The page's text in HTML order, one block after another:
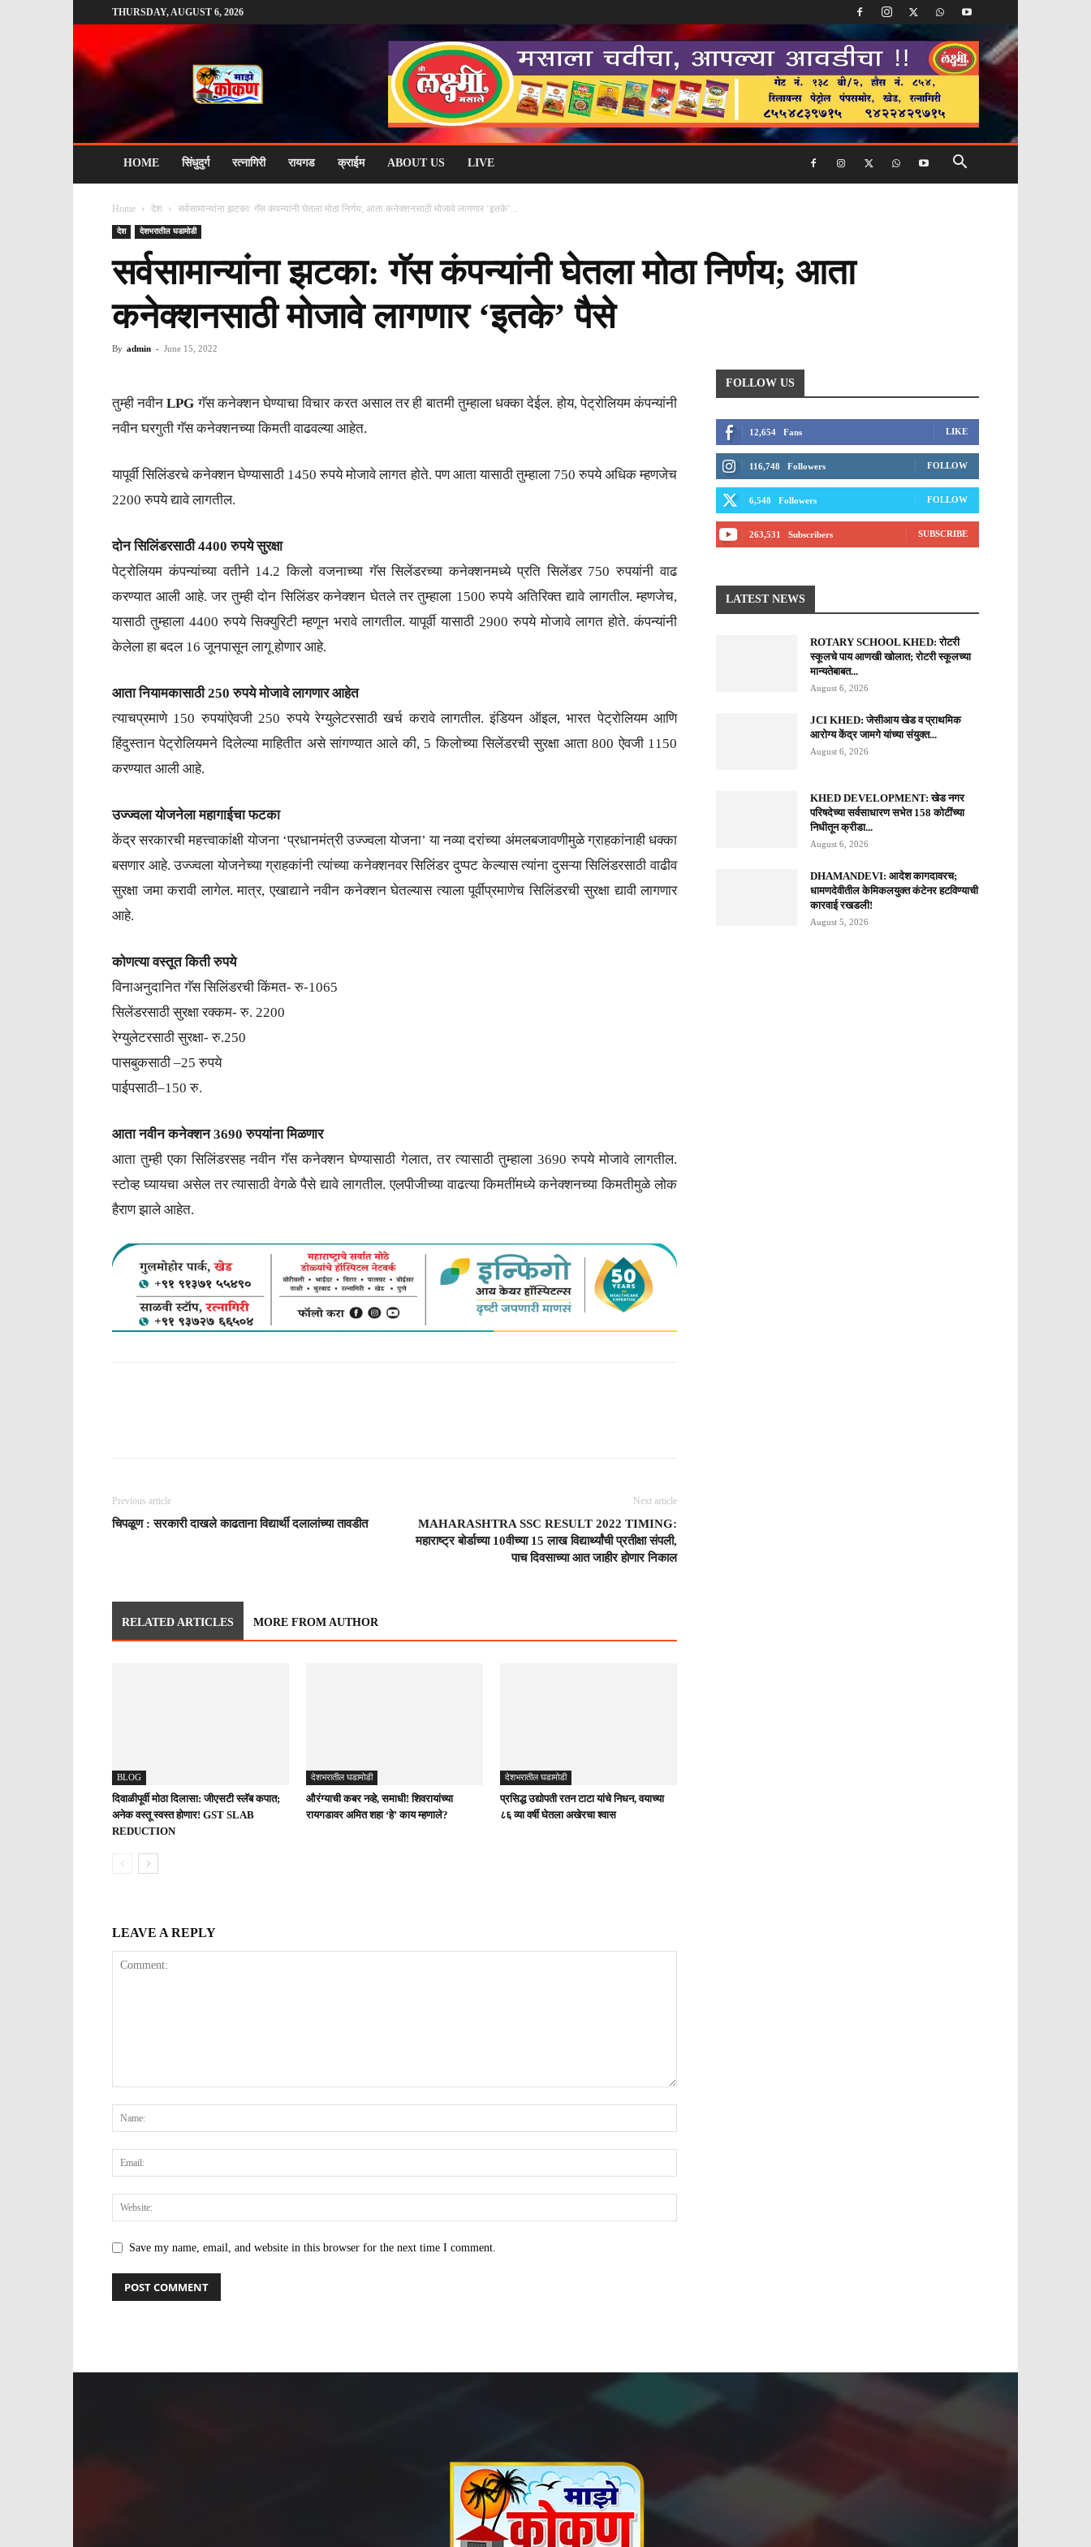
THURSDAY, AUGUST 6, 2026
माझे
कोकण
HOME सिंधुदुर्ग रत्नागिरी रायगड क्राईम ABOUT US LIVE
Home देश सर्वसामान्यांना झटका: गॅस कंपन्यांनी घेतला मोठा निर्णय; आता कनेक्शनसाठी मोजावे लागणार ‘इतके’...
देश देशभरातील घडामोडी
सर्वसामान्यांना झटका: गॅस कंपन्यांनी घेतला मोठा निर्णय; आता
कनेक्शनसाठी मोजावे लागणार ‘इतके’ पैसे
By admin - June 15, 2022
तुम्ही नवीनLPG गॅस कनेक्शन घेण्याचा विचार करत असाल तर ही बातमी तुम्हाला धक्का देईल. होय, पेट्रोलियम कंपन्यांनी
नवीन घरगुती गॅस कनेक्शनच्या किमती वाढवल्या आहेत.
यापूर्वी सिलिंडरचे कनेक्शन घेण्यासाठी 1450 रुपये मोजावे लागत होते. पण आता यासाठी तुम्हाला 750 रुपये अधिक म्हणजेच
2200 रुपये द्यावे लागतील.
दोन सिलिंडरसाठी 4400 रुपये सुरक्षा
पेट्रोलियम कंपन्यांच्या वतीने 14.2 किलो वजनाच्या गॅस सिलेंडरच्या कनेक्शनमध्ये प्रति सिलेंडर 750 रुपयांनी वाढ
करण्यात आली आहे. जर तुम्ही दोन सिलिंडर कनेक्शन घेतले तर तुम्हाला 1500 रुपये अतिरिक्त द्यावे लागतील. म्हणजेच,
यासाठी तुम्हाला 4400 रुपये सिक्युरिटी म्हणून भरावे लागतील. यापूर्वी यासाठी 2900 रुपये मोजावे लागत होते. कंपन्यांनी
केलेला हा बदल 16 जूनपासून लागू होणार आहे.
आता नियामकासाठी 250 रुपये मोजावे लागणार आहेत
त्याचप्रमाणे 150 रुपयांऐवजी 250 रुपये रेग्युलेटरसाठी खर्च करावे लागतील. इंडियन ऑइल, भारत पेट्रोलियम आणि
हिंदुस्तान पेट्रोलियमने दिलेल्या माहितीत असे सांगण्यात आले की, 5 किलोच्या सिलेंडरची सुरक्षा आता 800 ऐवजी 1150
करण्यात आली आहे.
उज्ज्वला योजनेला महागाईचा फटका
केंद्र सरकारची महत्त्वाकांक्षी योजना ‘प्रधानमंत्री उज्ज्वला योजना’ या नव्या दरांच्या अंमलबजावणीमुळे ग्राहकांनाही धक्का
बसणार आहे. उज्ज्वला योजनेच्या ग्राहकांनी त्यांच्या कनेक्शनवर सिलिंडर दुप्पट केल्यास त्यांना दुसऱ्या सिलिंडरसाठी वाढीव
सुरक्षा जमा करावी लागेल. मात्र, एखाद्याने नवीन कनेक्शन घेतल्यास त्याला पूर्वीप्रमाणेच सिलिंडरची सुरक्षा द्यावी लागणार
आहे.
कोणत्या वस्तूत किती रुपये
विनाअनुदानित गॅस सिलिंडरची किंमत- रु-1065
सिलेंडरसाठी सुरक्षा रक्कम- रु. 2200
रेग्युलेटरसाठी सुरक्षा- रु.250
पासबुकसाठी –25 रुपये
पाईपसाठी–150 रु.
आता नवीन कनेक्शन 3690 रुपयांना मिळणार
आता तुम्ही एका सिलिंडरसह नवीन गॅस कनेक्शन घेण्यासाठी गेलात, तर त्यासाठी तुम्हाला 3690 रुपये मोजावे लागतील.
स्टोव्ह घ्यायचा असेल तर त्यासाठी वेगळे पैसे द्यावे लागतील. एलपीजीच्या वाढत्या किमतींमध्ये कनेक्शनच्या किमतीमुळे लोक
हैराण झाले आहेत.
Previous article
चिपळूण : सरकारी दाखले काढताना विद्यार्थी दलालांच्या तावडीत
Next article
MAHARASHTRA SSC RESULT 2022 TIMING:
महाराष्ट्र बोर्डाच्या 10वीच्या 15 लाख विद्यार्थ्यांची प्रतीक्षा संपली,
पाच दिवसाच्या आत जाहीर होणार निकाल
RELATED ARTICLES MORE FROM AUTHOR
BLOG
दिवाळीपूर्वी मोठा दिलासा: जीएसटी स्लॅब कपात;
अनेक वस्तू स्वस्त होणार! GST SLAB
REDUCTION
देशभरातील घडामोडी
औरंग्याची कबर नव्हे, समाधी! शिवरायांच्या
रायगडावर अमित शहा ‘हे’ काय म्हणाले?
देशभरातील घडामोडी
प्रसिद्ध उद्योपती रतन टाटा यांचे निधन, वयाच्या
८६ व्या वर्षी घेतला अखेरचा श्वास
LEAVE A REPLY
Save my name, email, and website in this browser for the next time I comment.
FOLLOW US
12,654 Fans LIKE
116,748 Followers FOLLOW
6,548 Followers FOLLOW
263,531 Subscribers SUBSCRIBE
LATEST NEWS
ROTARY SCHOOL KHED: रोटरी
स्कूलचे पाय आणखी खोलात; रोटरी स्कूलच्या
मान्यतेबाबत...
August 6, 2026
JCI KHED: जेसीआय खेड व प्राथमिक
आरोग्य केंद्र जामगे यांच्या संयुक्त...
August 6, 2026
KHED DEVELOPMENT: खेड नगर
परिषदेच्या सर्वसाधारण सभेत 158 कोटींच्या
निधीतून क्रीडा...
August 6, 2026
DHAMANDEVI: आदेश कागदावरच;
धामणदेवीतील केमिकलयुक्त कंटेनर हटविण्याची
कारवाई रखडली!
August 5, 2026